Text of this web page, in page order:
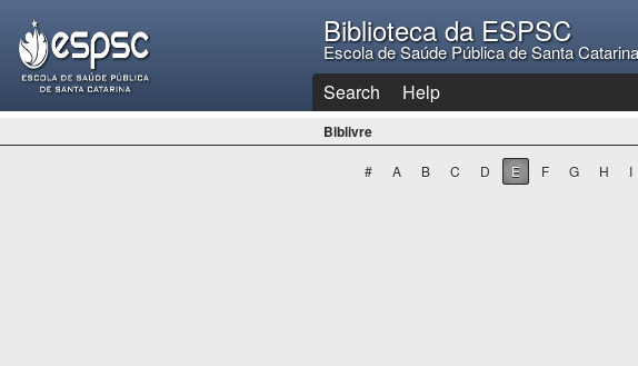
Biblioteca da ESPSC
Escola de Saúde Pública de Santa
Search Help
Biblivre
# A B C D E F G H I